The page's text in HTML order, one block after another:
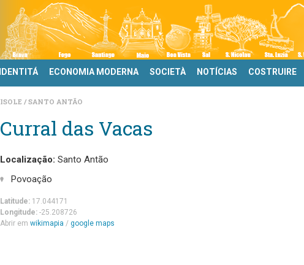
IDENTITÁ ECONOMIA MODERNA SOCIETÀ NOTÍCIAS COSTRUIRE
ISOLE SANTO ANTÃO
Curral das Vacas
Localização: Santo Antão
Povoação
Latitude: 17.044171
Longitude: -25.208726
Abrir em wikimapia / google maps